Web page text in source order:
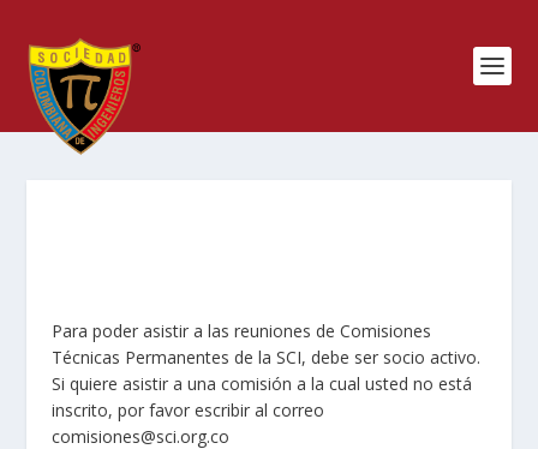
Para poder asistir a las reuniones de Comisiones
Técnicas Permanentes de la SCI, debe ser socio activo.
Si quiere asistir a una comisión a la cual usted no está
inscrito, por favor escribir al correo
comisiones@sci.org.co